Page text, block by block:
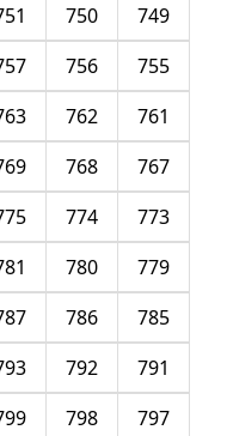
749
750
755
756
761
762
767
768
773
774
779
780
785
786
791
792
797
798